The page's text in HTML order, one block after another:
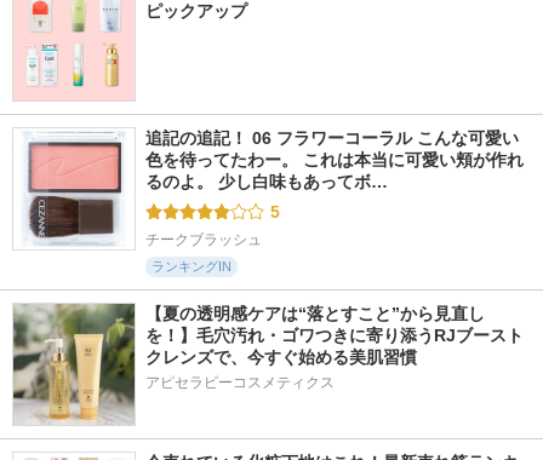
ピックアップ
追記の追記！ 06 フラワーコーラル こんな可愛い
色を待ってたわー。 これは本当に可愛い頬が作れ
るのよ。 少し白味もあってボ…
5
チークブラッシュ
ランキングIN
【夏の透明感ケアは“落とすこと”から見直し
を！】毛穴汚れ・ゴワつきに寄り添うRJブースト
クレンズで、今すぐ始める美肌習慣
アピセラピーコスメティクス